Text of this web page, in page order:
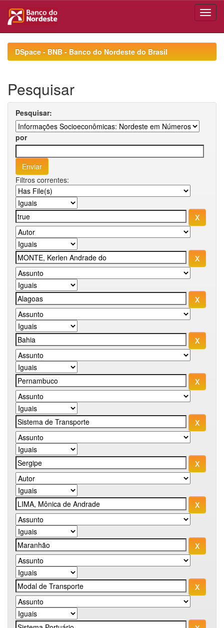
navigationDSpace - BNB - Banco do Nordeste do Brasil
Pesquisar
Pesquisar:
por
Filtros correntes: